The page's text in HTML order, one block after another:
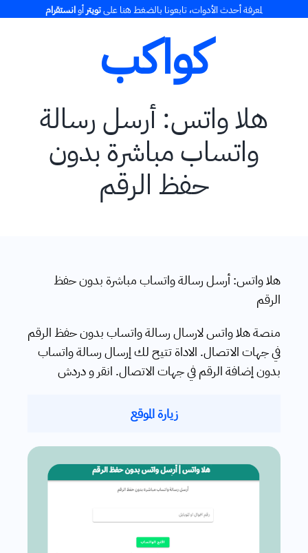
لمعرفة أحدث الأدوات، تابعونا بالضغط هنا علىتويترأوانستقرام
كواكب
هلا واتس: أرسل رسالة
واتساب مباشرة بدون
حفظ الرقم
هلا واتس: أرسل رسالة واتساب مباشرة بدون حفظ
الرقم
منصة هلا واتس لارسال رسالة واتساب بدون حفظ الرقم
في جهات الاتصال. الاداة تتيح لك إرسال رسالة واتساب
بدون إضافة الرقم في جهات الاتصال. انقر و دردش
زيارة الموقع